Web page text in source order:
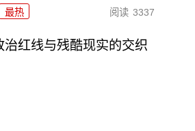
最热 阅读 3337
红线与残酷现实的交织